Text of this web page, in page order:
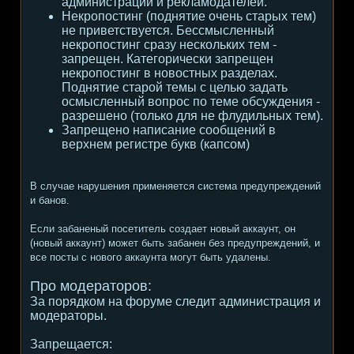
Некропостинг (поднятие очень старых тем)
не приветствуется. Бессмысленный
некропостинг сразу нескольких тем -
запрещен. Категорически запрещен
некропостинг в новостных разделах.
Поднятие старой темы с целью задать
осмысленный вопрос по теме обсуждения -
разрешено (только для не флудильных тем).
Запрещено написание сообщений в
верхнем регистре букв (капсом)
В случае нарушения применяется система предупреждений
и банов.
Если забаненый посетитель создает новый аккаунт, он
(новый аккаунт) может быть забанен без предупреждений, и
все посты с нового аккаунта могут быть удалены.
Про модераторов:
За порядком на форуме следит администрация и
модераторы.
Запрещается: